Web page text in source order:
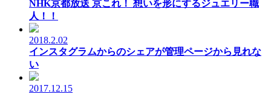
NHK京都放送 京これ！ 想いを形にするジュエリー職
人！！
2018.2.02
インスタグラムからのシェアが管理ページから見れな
い
2017.12.15